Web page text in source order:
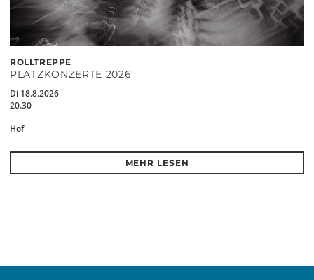
ROLLTREPPE
PLATZKONZERTE 2026
Di 18.8.2026
20.30
Hof
MEHR LESEN